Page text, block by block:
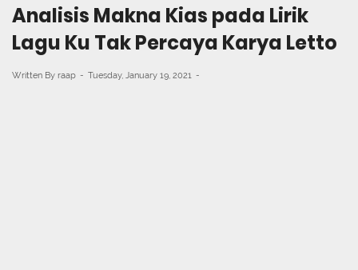
Analisis Makna Kias pada Lirik
Lagu Ku Tak Percaya Karya Letto
Written By raap Tuesday, January 19, 2021